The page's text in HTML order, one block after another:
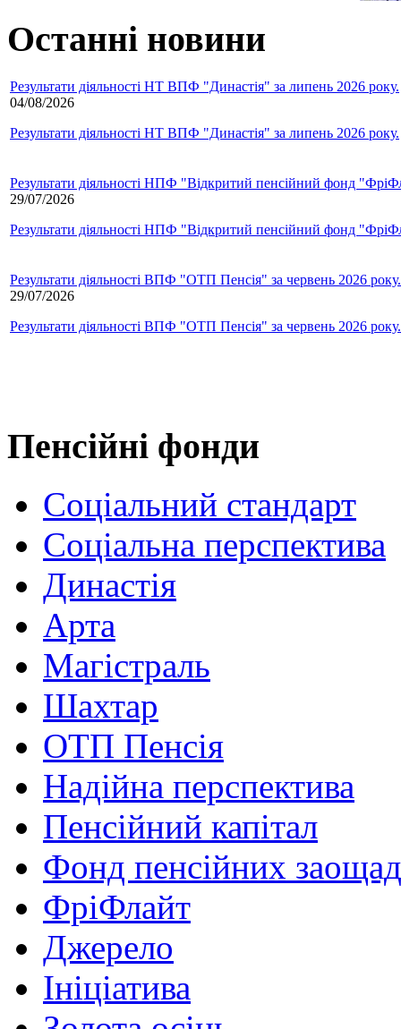
Останні новини
Результати діяльності НТ ВПФ "Династія" за липень 2026 року.
04/08/2026
Результати діяльності НТ ВПФ "Династія" за липень 2026 року.
Результати діяльності НПФ "Відкритий пенсійний фонд
29/07/2026
Результати діяльності НПФ "Відкритий пенсійний фонд
Результати діяльності ВПФ "ОТП Пенсія" за червень 2026 року.
29/07/2026
Результати діяльності ВПФ "ОТП Пенсія" за червень 2026 року.
Пенсійні фонди
Соціальний стандарт
Соціальна перспектива
Династія
Арта
Магістраль
Шахтар
ОТП Пенсія
Надійна перспектива
Пенсійний капітал
Фонд пенсійних
ФріФлайт
Джерело
Ініціатива